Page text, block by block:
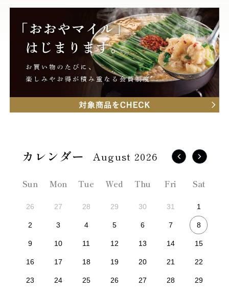
August 2026
Sun Mon Tue Wed Thu Fri Sat
26 27 28 29 30 31 1
2 3 4 5 6 7 8
9 10 11 12 13 14 15
16 17 18 19 20 21 22
23 24 25 26 27 28 29